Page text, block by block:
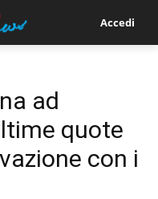
Accedi
ad
quote
con i